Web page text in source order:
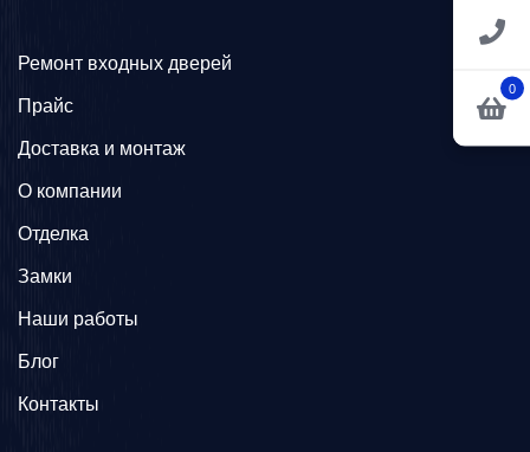
0
Ремонт входных дверей
Прайс
Доставка и монтаж
О компании
Отделка
Замки
Наши работы
Блог
Контакты